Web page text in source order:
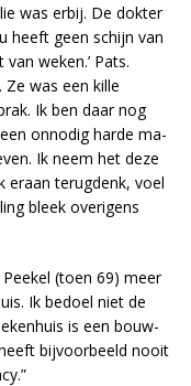
was er­bij. De dok­ter
heeft geen schijn van
we­ken.’ Pats.
Ze was een kil­le
Ik ben daar nog
on­no­dig har­de ma­
Ik neem het deze
er­aan te­rug­denk, voel
bleek ove­ri­gens
(toen 69) meer
Ik be­doel niet de
is een bouw­
bij­voor­beeld nooit